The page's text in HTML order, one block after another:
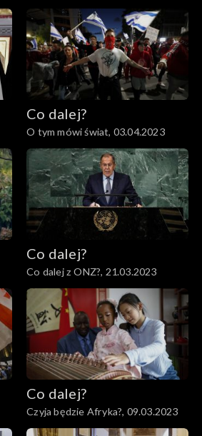
Co dalej?
O tym mówi świat, 03.04.2023
Co dalej?
Co dalej z ONZ?, 21.03.2023
Co dalej?
Czyja będzie Afryka?, 09.03.2023